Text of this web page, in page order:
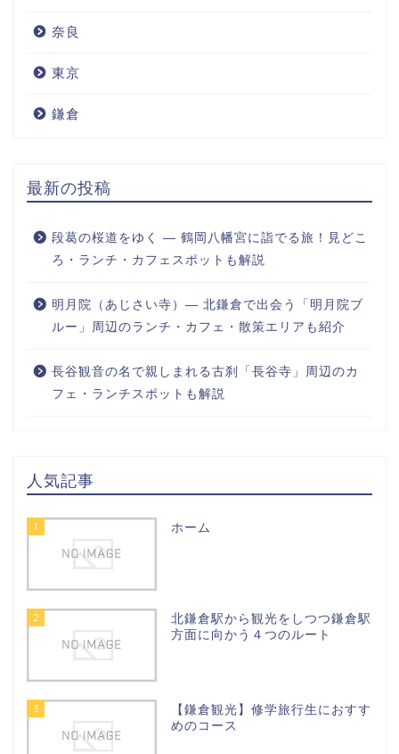
奈良
東京
鎌倉
最新の投稿
段葛の桜道をゆく ― 鶴岡八幡宮に詣でる旅！見どこ
ろ・ランチ・カフェスポットも解説
明月院（あじさい寺）― 北鎌倉で出会う「明月院ブ
ルー」周辺のランチ・カフェ・散策エリアも紹介
長谷観音の名で親しまれる古刹「長谷寺」周辺のカ
フェ・ランチスポットも解説
人気記事
1 ホーム
2
北鎌倉駅から観光をしつつ鎌倉駅
方面に向かう４つのルート
3
【鎌倉観光】修学旅行生におすす
めのコース